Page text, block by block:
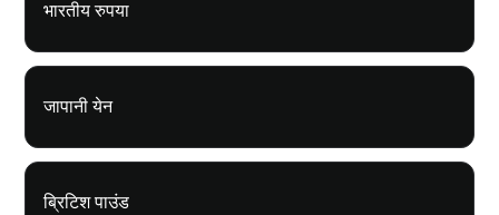
भारतीय रुपया
जापानी येन
ब्रिटिश पाउंड